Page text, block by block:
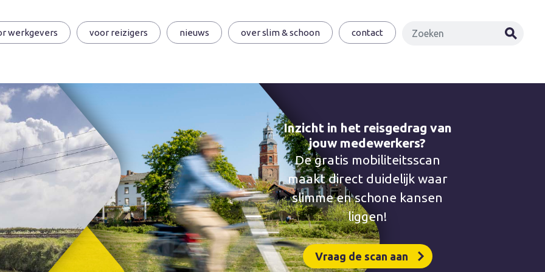
werkgevers voor reizigers nieuws over slim & schoon contact
Inzicht in het reisgedrag van
jouw medewerkers?
De gratis mobiliteitsscan
maakt direct duidelijk waar
slimme en schone kansen
liggen!
Vraag de scan aan